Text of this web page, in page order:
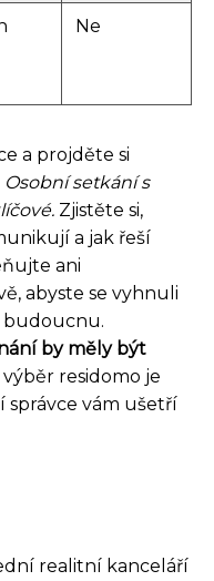
Ne
a projděte si
Osobní setkání s
Zjistěte si,
a jak řeší
ani
abyste se vyhnuli
budoucnu.
by měly být
residomo je
vám ušetří
realitní kanceláří